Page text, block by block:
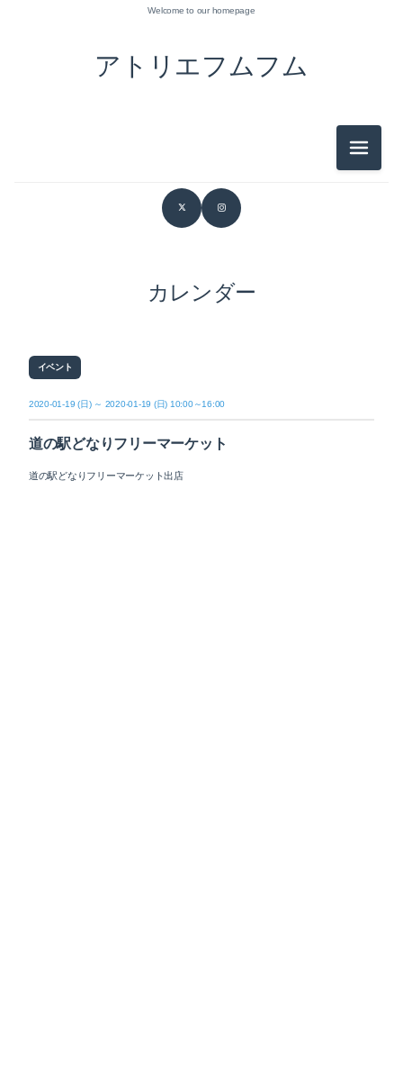
アトリエフムフム
Welcome to our homepage
メニュ
カレンダー
イベント
2020-01-19 (日) ～ 2020-01-19 (日) 10:00～16:00
道の駅どなりフリーマーケット
道の駅どなりフリーマーケット出店